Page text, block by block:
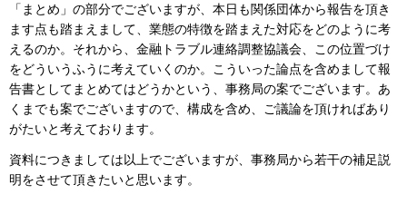
「まとめ」の部分でございますが、本日も関係団体から報告を頂き
ます点も踏まえまして、業態の特徴を踏まえた対応をどのように考
えるのか。それから、金融トラブル連絡調整協議会、この位置づけ
をどういうふうに考えていくのか。こういった論点を含めまして報
告書としてまとめてはどうかという、事務局の案でございます。あ
くまでも案でございますので、構成を含め、ご議論を頂ければあり
がたいと考えております。
資料につきましては以上でございますが、事務局から若干の補足説
明をさせて頂きたいと思います。